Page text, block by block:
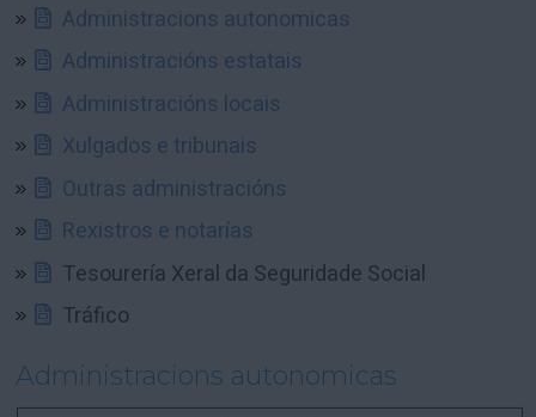
Administracions autonomicas
Administracións estatais
Administracións locais
Xulgados e tribunais
Outras administracións
Rexistros e notarías
Tesourería Xeral da Seguridade Social
Tráfico
Administracions autonomicas